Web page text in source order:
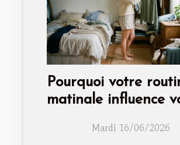
Pourquoi votre
matinale influence
Mardi 16/06/2026